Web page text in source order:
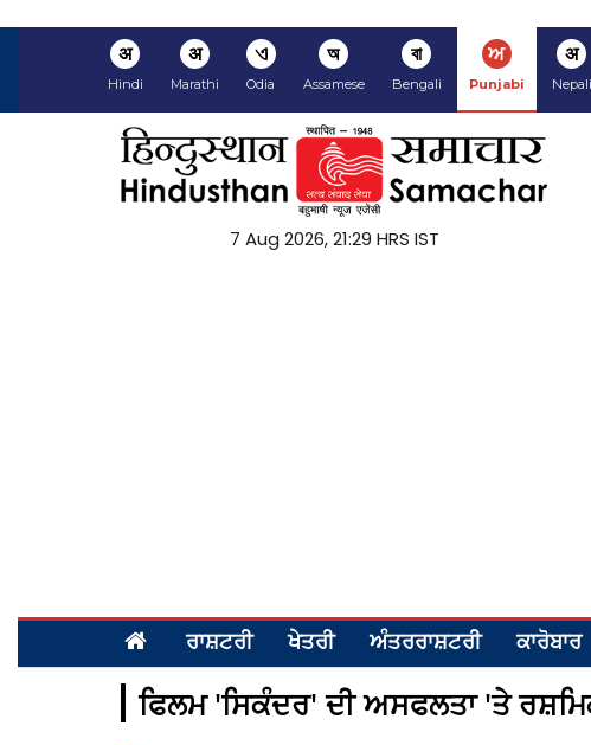
अ
Hindi
अ
Marathi
ଏ
Odia
অ
Assamese
বা
Bengali
ਅ
Punjabi
अ
Nepali
7 Aug 2026, 21:29 HRS IST
ਰਾਸ਼ਟਰੀ ਖੇਤਰੀ ਅੰਤਰਰਾਸ਼ਟਰੀ ਕਾਰੋਬਾਰ
ਫਿਲਮ 'ਸਿਕੰਦਰ' ਦੀ ਅਸਫਲਤਾ 'ਤੇ